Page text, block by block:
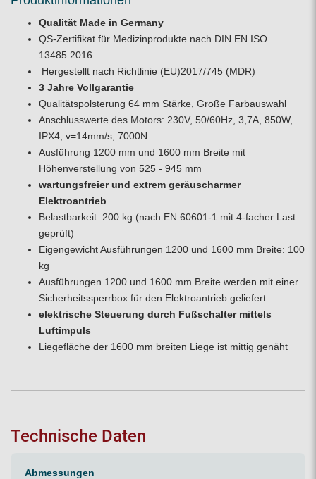
Qualität Made in Germany
QS-Zertifikat für Medizinprodukte nach DIN EN ISO
13485:2016
Hergestellt nach Richtlinie (EU)2017/745 (MDR)
3 Jahre Vollgarantie
Qualitätspolsterung 64 mm Stärke, Große Farbauswahl
Anschlusswerte des Motors: 230V, 50/60Hz, 3,7A, 850W,
IPX4, v=14mm/s, 7000N
Ausführung 1200 mm und 1600 mm Breite mit
Höhenverstellung von 525 - 945 mm
wartungsfreier und extrem geräuscharmer
Elektroantrieb
Belastbarkeit: 200 kg (nach EN 60601-1 mit 4-facher Last
geprüft)
Eigengewicht Ausführungen 1200 und 1600 mm Breite: 100
kg
Ausführungen 1200 und 1600 mm Breite werden mit einer
Sicherheitssperrbox für den Elektroantrieb geliefert
elektrische Steuerung durch Fußschalter mittels
Luftimpuls
Liegefläche der 1600 mm breiten Liege ist mittig genäht
Technische Daten
Abmessungen